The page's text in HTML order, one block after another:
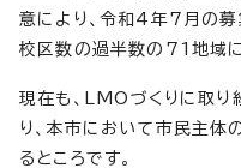
意により、令和4年7月の
校区数の過半数の71地域に
現在も、LMOづくりに取
り、本市において市民主体
るところです。